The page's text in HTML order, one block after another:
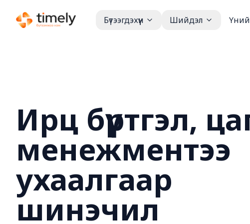
Бүтээгдэхүүн Шийдэл
Ирц бүртгэл,
менежментээ
ухаалгаар
шинэчил